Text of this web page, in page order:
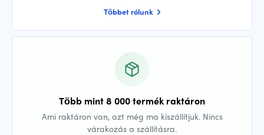
Többet rólunk
Több mint 8 000 termék raktáron
Ami raktáron van, azt még ma kiszállítjuk. Nincs
várakozás a szállításra.